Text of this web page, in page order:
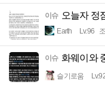
이슈 오늘자 정
Earth Lv.96
이슈 화웨이와
슬기로움